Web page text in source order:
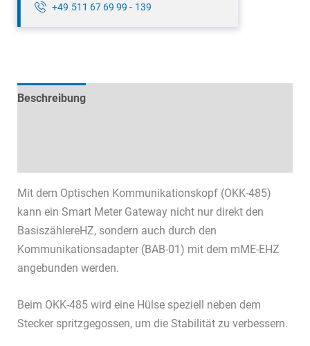
+49 511 67 69 99 - 139
Beschreibung
Mit dem Optischen Kommunikationskopf (OKK-485)
kann ein Smart Meter Gateway nicht nur direkt den
BasiszählereHZ, sondern auch durch den
Kommunikationsadapter (BAB-01) mit dem mME-EHZ
angebunden werden.
Beim OKK-485 wird eine Hülse speziell neben dem
Stecker spritzgegossen, um die Stabilität zu verbessern.